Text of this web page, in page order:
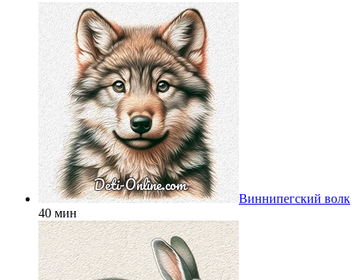
Виннипегский волк
40 мин